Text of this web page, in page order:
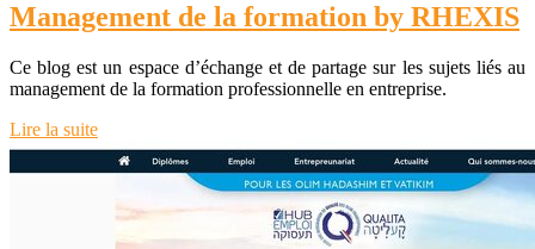
Management de la formation by RHEXIS
Ce blog est un espace d’échange et de partage sur les sujets liés au
management de la formation professionnelle en entreprise.
Lire la suite